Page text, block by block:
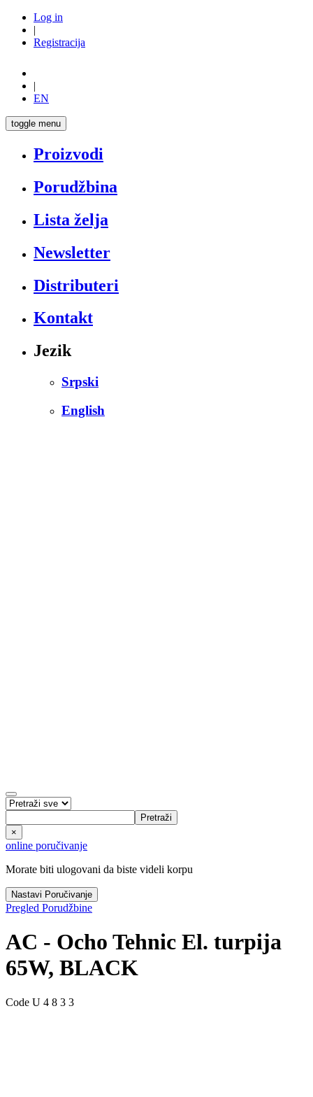
Log in
|
Registracija
|
EN
toggle menu
Proizvodi
Porudžbina
Lista želja
Newsletter
Distributeri
Kontakt
Jezik
Srpski
English
Pretraži
×
online poručivanje
Morate biti ulogovani da biste videli korpu
Nastavi Poručivanje
Pregled Porudžbine
AC - Ocho Tehnic El. turpija
65W, BLACK
Code U 4 8 3 3